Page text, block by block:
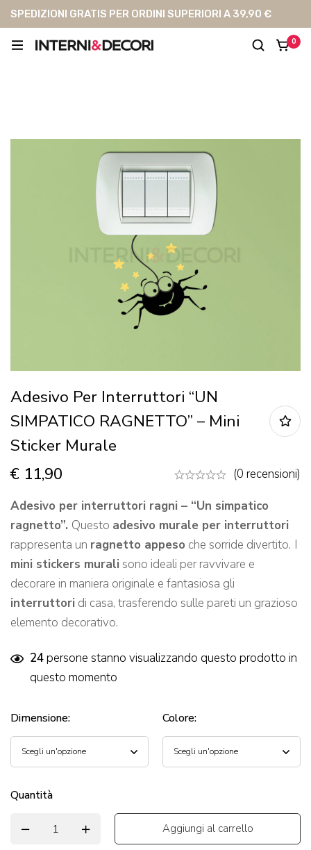
SPEDIZIONI GRATIS PER ORDINI SUPERIORI A 39,90 €
0
Adesivo Per Interruttori “UN
SIMPATICO RAGNETTO” – Mini
Sticker Murale
€ 11,90
(0 recensioni)
Adesivo per interruttori ragni – “Un simpatico
ragnetto”. Questo adesivo murale per interruttori
rappresenta un ragnetto appeso che sorride divertito. I
mini stickers murali sono ideali per ravvivare e
decorare in maniera originale e fantasiosa gli
interruttori di casa, trasferendo sulle pareti un grazioso
elemento decorativo.
24persone stanno visualizzando questo prodotto in
questo momento
Dimensione: Colore:
Quantità
Aggiungi al carrello